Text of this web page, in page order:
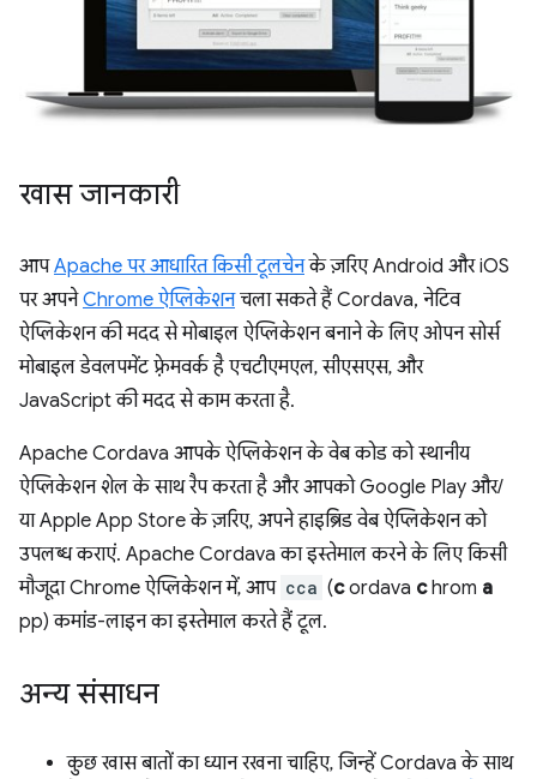
खास जानकारी
आपApache पर आधारित किसीटूलचेनके ज़रिए Android और iOS
पर अपनेChrome ऐप्लिकेशनचला सकते हैं Cordava, नेटिव
ऐप्लिकेशन की मदद से मोबाइल ऐप्लिकेशन बनाने के लिए ओपन सोर्स
मोबाइल डेवलपमेंट फ़्रेमवर्क है एचटीएमएल, सीएसएस, और
JavaScript की मदद से काम करता है.
Apache Cordava आपके ऐप्लिकेशन के वेब कोड को स्थानीय
ऐप्लिकेशन शेल के साथ रैप करता है और आपको Google Play और/
या Apple App Store के ज़रिए, अपने हाइब्रिड वेब ऐप्लिकेशन को
उपलब्ध कराएं. Apache Cordava का इस्तेमाल करने के लिए किसी
मौजूदा Chrome ऐप्लिकेशन में, आप cca (cordava chrom a
pp) कमांड-लाइन का इस्तेमाल करते हैं टूल.
अन्य संसाधन
कुछ खास बातों का ध्यान रखना चाहिए, जिन्हें Cordava के साथ